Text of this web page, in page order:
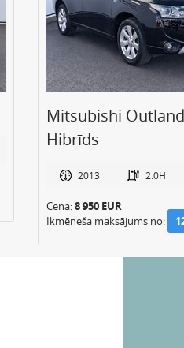
Mitsubishi
Hibrīds
2013 2.0H
Cena:8 950 EUR
Ikmēneša maksājums no: